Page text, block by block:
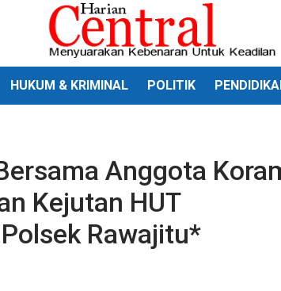
HUKUM & KRIMINAL POLITIK
Anggota
Kejutan HUT
Rawajitu*